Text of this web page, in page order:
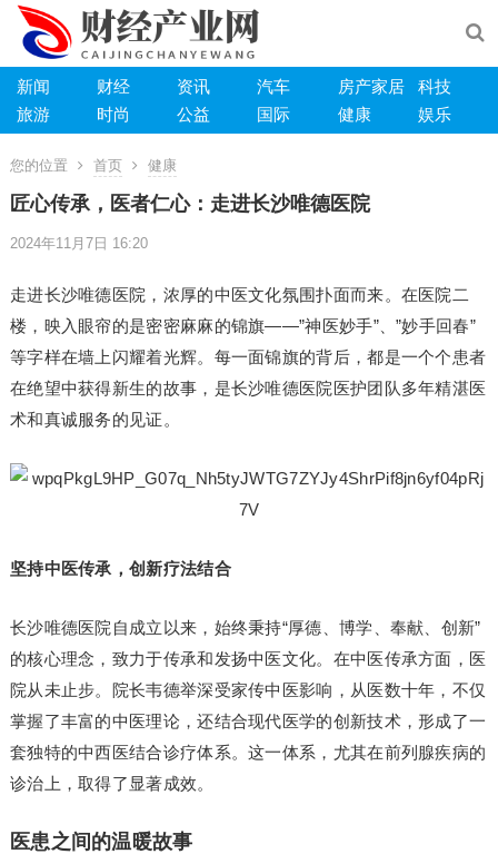
新闻 财经 资讯 汽车 房产家居
科技
旅游
时尚 公益 国际 健康 娱乐
您的位置 首页 健康
匠心传承，医者仁心：走进长沙唯德医院
2024年11月7日 16:20
走进长沙唯德医院，浓厚的中医文化氛围扑面而来。在医院二
楼，映入眼帘的是密密麻麻的锦旗——”神医妙手”、”妙手回春”
等字样在墙上闪耀着光辉。每一面锦旗的背后，都是一个个患者
在绝望中获得新生的故事，是长沙唯德医院医护团队多年精湛医
术和真诚服务的见证。
坚持中医传承，创新疗法结合
长沙唯德医院自成立以来，始终秉持“厚德、博学、奉献、创新”
的核心理念，致力于传承和发扬中医文化。在中医传承方面，医
院从未止步。院长韦德举深受家传中医影响，从医数十年，不仅
掌握了丰富的中医理论，还结合现代医学的创新技术，形成了一
套独特的中西医结合诊疗体系。这一体系，尤其在前列腺疾病的
诊治上，取得了显著成效。
医患之间的温暖故事